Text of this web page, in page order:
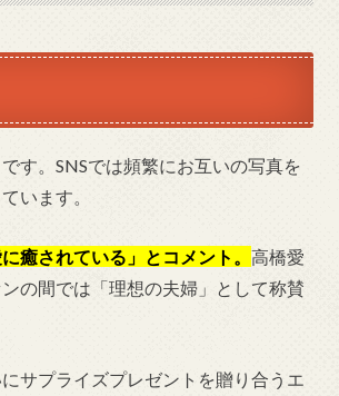
す。SNSでは頻繁にお互いの写真を
います。
癒されている」とコメント。 高橋愛
の間では「理想の夫婦」として称賛
サプライズプレゼントを贈り合うエ